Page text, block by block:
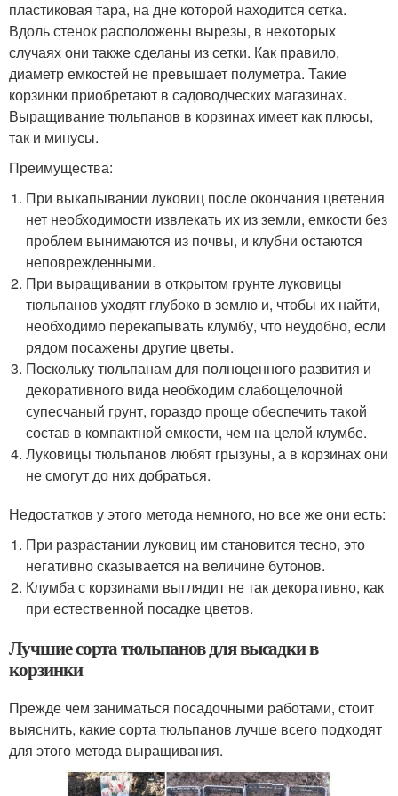
пластиковая тара, на дне которой находится сетка.
Вдоль стенок расположены вырезы, в некоторых
случаях они также сделаны из сетки. Как правило,
диаметр емкостей не превышает полуметра. Такие
корзинки приобретают в садоводческих магазинах.
Выращивание тюльпанов в корзинах имеет как плюсы,
так и минусы.
Преимущества:
При выкапывании луковиц после окончания цветения
нет необходимости извлекать их из земли, емкости без
проблем вынимаются из почвы, и клубни остаются
неповрежденными.
При выращивании в открытом грунте луковицы
тюльпанов уходят глубоко в землю и, чтобы их найти,
необходимо перекапывать клумбу, что неудобно, если
рядом посажены другие цветы.
Поскольку тюльпанам для полноценного развития и
декоративного вида необходим слабощелочной
супесчаный грунт, гораздо проще обеспечить такой
состав в компактной емкости, чем на целой клумбе.
Луковицы тюльпанов любят грызуны, а в корзинах они
не смогут до них добраться.
Недостатков у этого метода немного, но все же они есть:
При разрастании луковиц им становится тесно, это
негативно сказывается на величине бутонов.
Клумба с корзинами выглядит не так декоративно, как
при естественной посадке цветов.
Лучшие сорта тюльпанов для высадки в
корзинки
Прежде чем заниматься посадочными работами, стоит
выяснить, какие сорта тюльпанов лучше всего подходят
для этого метода выращивания.